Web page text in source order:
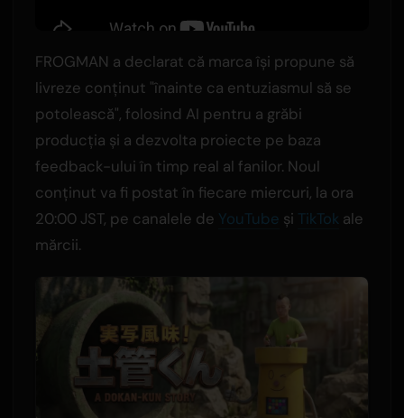
FROGMAN a declarat că marca își propune să
livreze conținut "înainte ca entuziasmul să se
potolească", folosind AI pentru a grăbi
producția și a dezvolta proiecte pe baza
feedback-ului în timp real al fanilor. Noul
conținut va fi postat în fiecare miercuri, la ora
20:00 JST, pe canalele de YouTube și TikTok ale
mărcii.